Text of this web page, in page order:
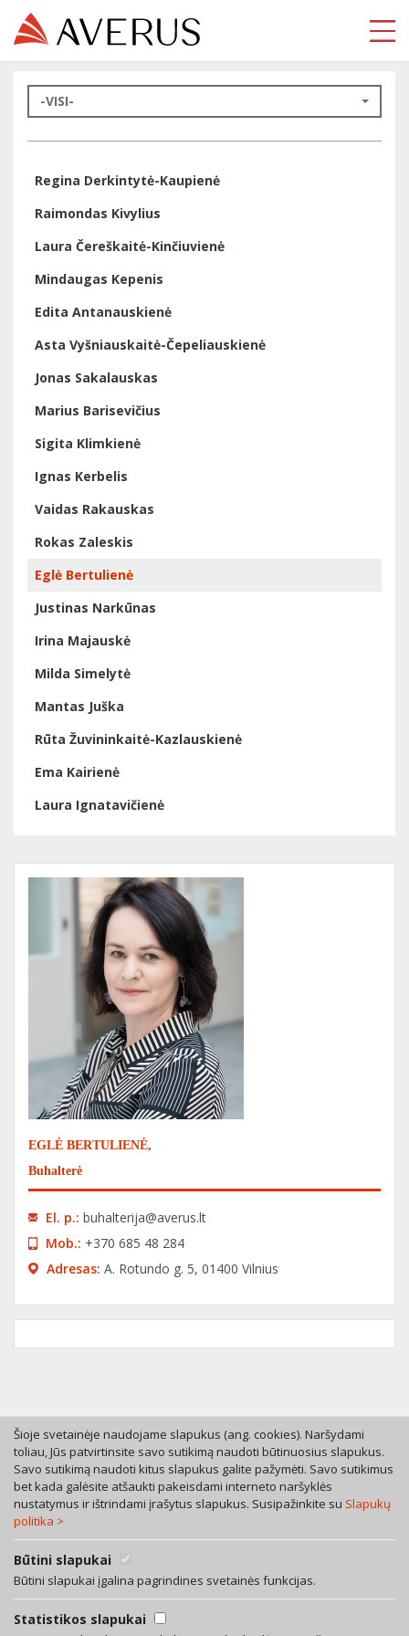
-VISI-
Regina Derkintytė-Kaupienė
Raimondas Kivylius
Laura Čereškaitė-Kinčiuvienė
Mindaugas Kepenis
Edita Antanauskienė
Asta Vyšniauskaitė-Čepeliauskienė
Jonas Sakalauskas
Marius Barisevičius
Sigita Klimkienė
Ignas Kerbelis
Vaidas Rakauskas
Rokas Zaleskis
Eglė Bertulienė
Justinas Narkūnas
Irina Majauskė
Milda Simelytė
Mantas Juška
Rūta Žuvininkaitė-Kazlauskienė
Ema Kairienė
Laura Ignatavičienė
EGLĖ BERTULIENĖ,
Buhalterė
El. p.: buhalterija@averus.lt
Моb.: +370 685 48 284
Adresas: A. Rotundo g. 5, 01400 Vilnius
Tel. +370 46 246630
Mob. +370 616 53055
A. Rotundo g. 5, LT-01400 Vilnius
Bendra teisinių paslaugų sutartis
Privatumo politika
Facebook
LinkedIn
Šioje svetainėje naudojame slapukus (ang. cookies). Naršydami
toliau, Jūs patvirtinsite savo sutikimą naudoti būtinuosius slapukus.
Savo sutikimą naudoti kitus slapukus galite pažymėti. Savo sutikimus
bet kada galėsite atšaukti pakeisdami interneto naršyklės
nustatymus ir ištrindami įrašytus slapukus. Susipažinkite su Slapukų
politika >
Būtini slapukai
Būtini slapukai įgalina pagrindines svetainės funkcijas.
Statistikos slapukai